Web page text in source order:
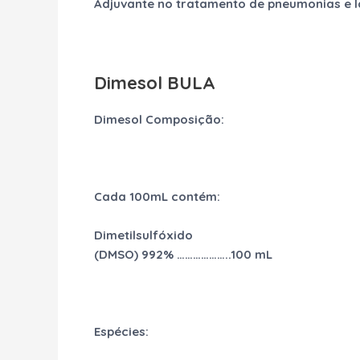
Adjuvante no tratamento de pneumonias e
Dimesol BULA
Dimesol Composição:
Cada 100mL contém:
Dimetilsulfóxido
(DMSO) 992% ………………..100 mL
Espécies: